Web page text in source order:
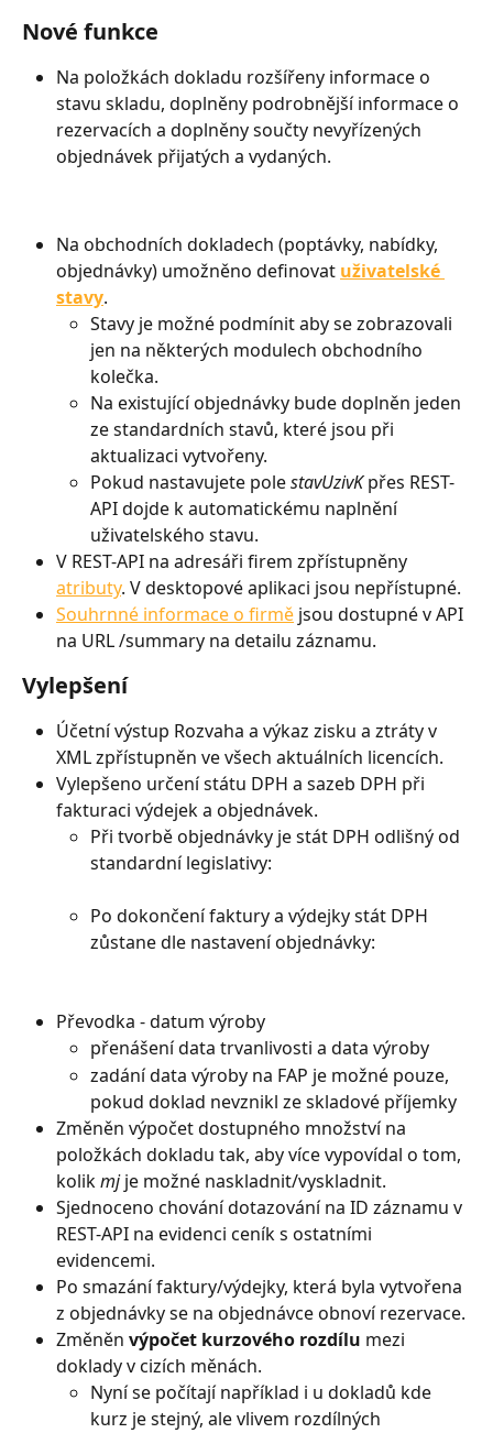
Nové funkce
Na položkách dokladu rozšířeny informace o
stavu skladu, doplněny podrobnější informace o
rezervacích a doplněny součty nevyřízených
objednávek přijatých a vydaných.
Na obchodních dokladech (poptávky, nabídky,
objednávky) umožněno definovat uživatelské
stavy.
Stavy je možné podmínit aby se zobrazovali
jen na některých modulech obchodního
kolečka.
Na existující objednávky bude doplněn jeden
ze standardních stavů, které jsou při
aktualizaci vytvořeny.
Pokud nastavujete pole stavUzivK přes REST-
API dojde k automatickému naplnění
uživatelského stavu.
V REST-API na adresáři firem zpřístupněny
atributy. V desktopové aplikaci jsou nepřístupné.
Souhrnné informace o firmě jsou dostupné v API
na URL /summary na detailu záznamu.
Vylepšení
Účetní výstup Rozvaha a výkaz zisku a ztráty v
XML zpřístupněn ve všech aktuálních licencích.
Vylepšeno určení státu DPH a sazeb DPH při
fakturaci výdejek a objednávek.
Při tvorbě objednávky je stát DPH odlišný od
standardní legislativy:
Po dokončení faktury a výdejky stát DPH
zůstane dle nastavení objednávky:
Převodka - datum výroby
přenášení data trvanlivosti a data výroby
zadání data výroby na FAP je možné pouze,
pokud doklad nevznikl ze skladové příjemky
Změněn výpočet dostupného množství na
položkách dokladu tak, aby více vypovídal o tom,
kolik mj je možné naskladnit/vyskladnit.
Sjednoceno chování dotazování na ID záznamu v
REST-API na evidenci ceník s ostatními
evidencemi.
Po smazání faktury/výdejky, která byla vytvořena
z objednávky se na objednávce obnoví rezervace.
Změněn výpočet kurzového rozdílu mezi
doklady v cizích měnách.
Nyní se počítají například i u dokladů kde
kurz je stejný, ale vlivem rozdílných